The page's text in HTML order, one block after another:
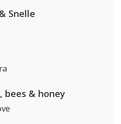
Snelle
bees & honey